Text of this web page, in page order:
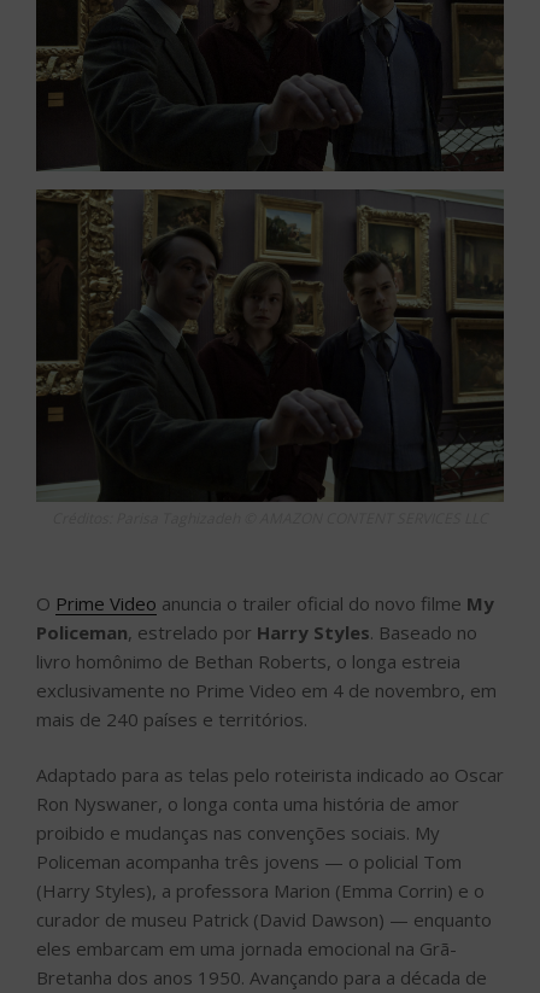
O Prime Video anuncia o trailer oficial do novo filme My
Policeman, estrelado por Harry Styles. Baseado no
livro homônimo de Bethan Roberts, o longa estreia
exclusivamente no Prime Video em 4 de novembro, em
mais de 240 países e territórios.
Adaptado para as telas pelo roteirista indicado ao Oscar
Ron Nyswaner, o longa conta uma história de amor
proibido e mudanças nas convenções sociais. My
Policeman acompanha três jovens — o policial Tom
(Harry Styles), a professora Marion (Emma Corrin) e o
curador de museu Patrick (David Dawson) — enquanto
eles embarcam em uma jornada emocional na Grã-
Bretanha dos anos 1950. Avançando para a década de